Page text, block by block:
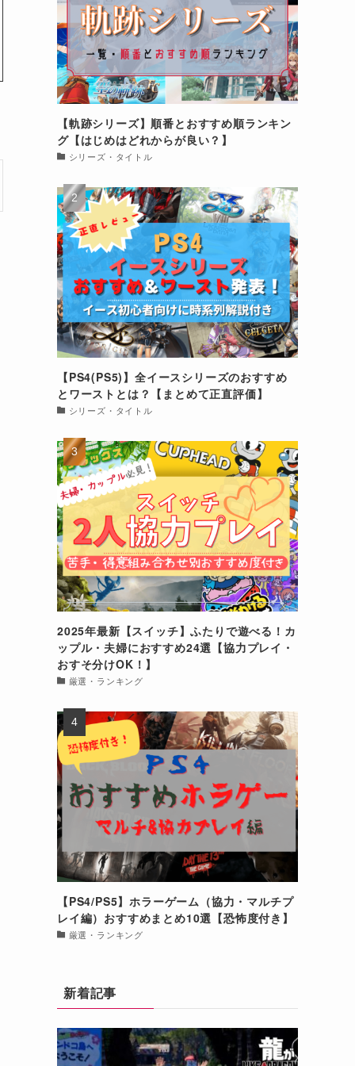
【軌跡シリーズ】順番とおすすめ順ランキン
グ【はじめはどれからが良い？】
シリーズ・タイトル
【PS4(PS5)】全イースシリーズのおすすめ
とワーストとは？【まとめて正直評価】
シリーズ・タイトル
2025年最新【スイッチ】ふたりで遊べる！カ
ップル・夫婦におすすめ24選【協力プレイ・
おすそ分けOK！】
厳選・ランキング
【PS4/PS5】ホラーゲーム（協力・マルチプ
レイ編）おすすめまとめ10選【恐怖度付き】
厳選・ランキング
新着記事